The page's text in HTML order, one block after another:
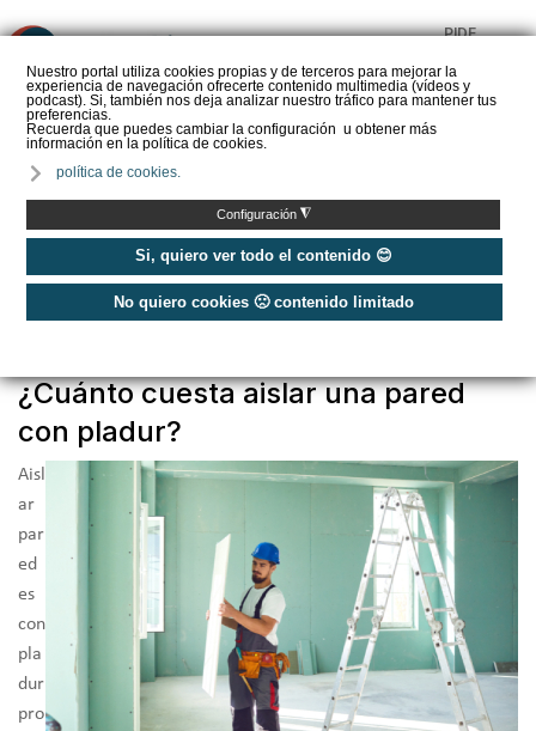
Nuestro portal utiliza cookies propias y de terceros para mejorar la
experiencia de navegación ofrecerte contenido multimedia (vídeos y
podcast). Si, también nos deja analizar nuestro tráfico para mantener tus
preferencias.
Recuerda que puedes cambiar la configuración u obtener más
información en la política de cookies.
política de cookies.
Configuración ◮
Si, quiero ver todo el contenido 😊
No quiero cookies 🙁 contenido limitado
PIDE
CALORYFRIO
Inicio
¿Cuánto cuesta...?
¿Cuánto cuesta aislar una pared
con pladur?
Aisl
ar
par
ed
es
con
pla
dur
pro